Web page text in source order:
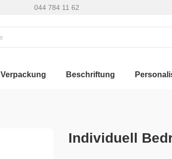
044 784 11 62
Verpackung Beschriftung
Individuell